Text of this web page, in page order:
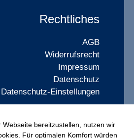
Rechtliches
AGB
Widerrufsrecht
Impressum
Datenschutz
Datenschutz-Einstellungen
bereitzustellen, nutzen wir
Für optimalen Komfort würden